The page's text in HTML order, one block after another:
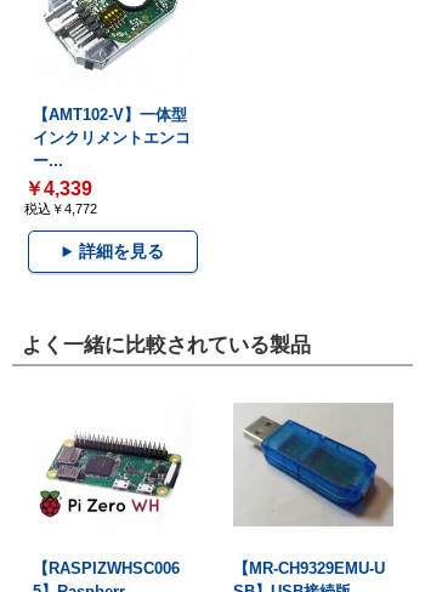
【AMT102-V】一体型
インクリメントエンコ
ー...
￥4,339
税込￥4,772
詳細を見る
よく一緒に比較されている製品
【RASPIZWHSC006
【MR-CH9329EMU-U